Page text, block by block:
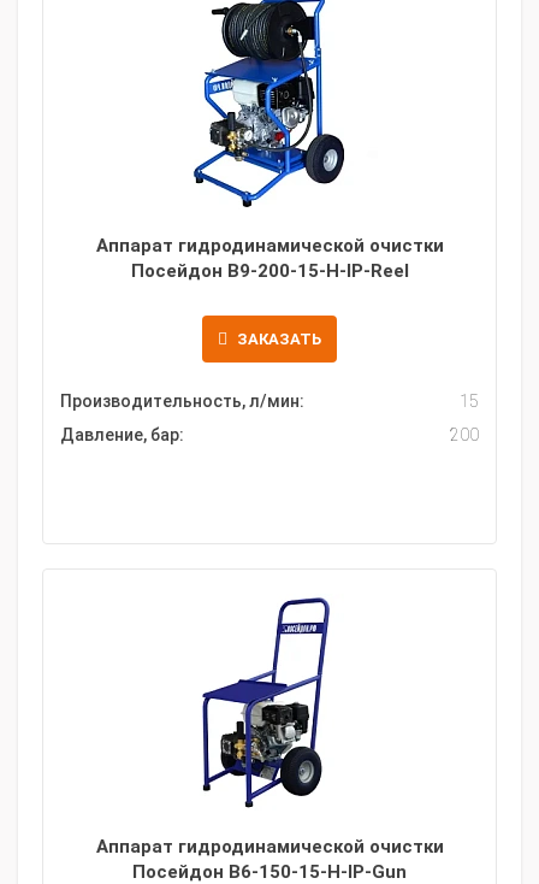
Аппарат гидродинамической очистки
Посейдон B9-200-15-H-IP-Reel
ЗАКАЗАТЬ
Производительность, л/мин:
15
Давление, бар:
200
Аппарат гидродинамической очистки
Посейдон B6-150-15-H-IP-Gun